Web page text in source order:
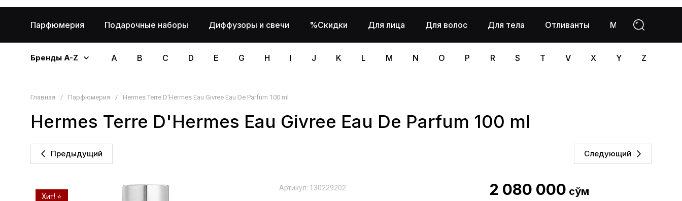
Парфюмерия Подарочные наборы Диффузоры и свечи %Скидки Для лица Для волос Для тела Отливанты Макияж
Бренды A-Z A B C D E G H I J K L M N O P R S T V X Y Z
Главная / Парфюмерия / Hermes Terre D'Hermes Eau Givree Eau De Parfum 100 ml
Hermes Terre D'Hermes Eau Givree Eau De Parfum 100 ml
Предыдущий Следующий
Хит! ⭐️
Артикул: 130229202 2 080 000 сўм